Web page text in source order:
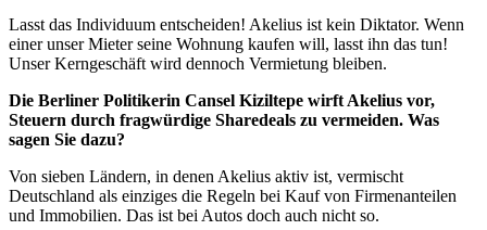
Lasst das Individuum entscheiden! Akelius ist kein Diktator. Wenn
einer unser Mieter seine Wohnung kaufen will, lasst ihn das tun!
Unser Kerngeschäft wird dennoch Vermietung bleiben.
Die Berliner Politikerin Cansel Kiziltepe wirft Akelius vor,
Steuern durch fragwürdige Sharedeals zu vermeiden. Was
sagen Sie dazu?
Von sieben Ländern, in denen Akelius aktiv ist, vermischt
Deutschland als einziges die Regeln bei Kauf von Firmenanteilen
und Immobilien. Das ist bei Autos doch auch nicht so.